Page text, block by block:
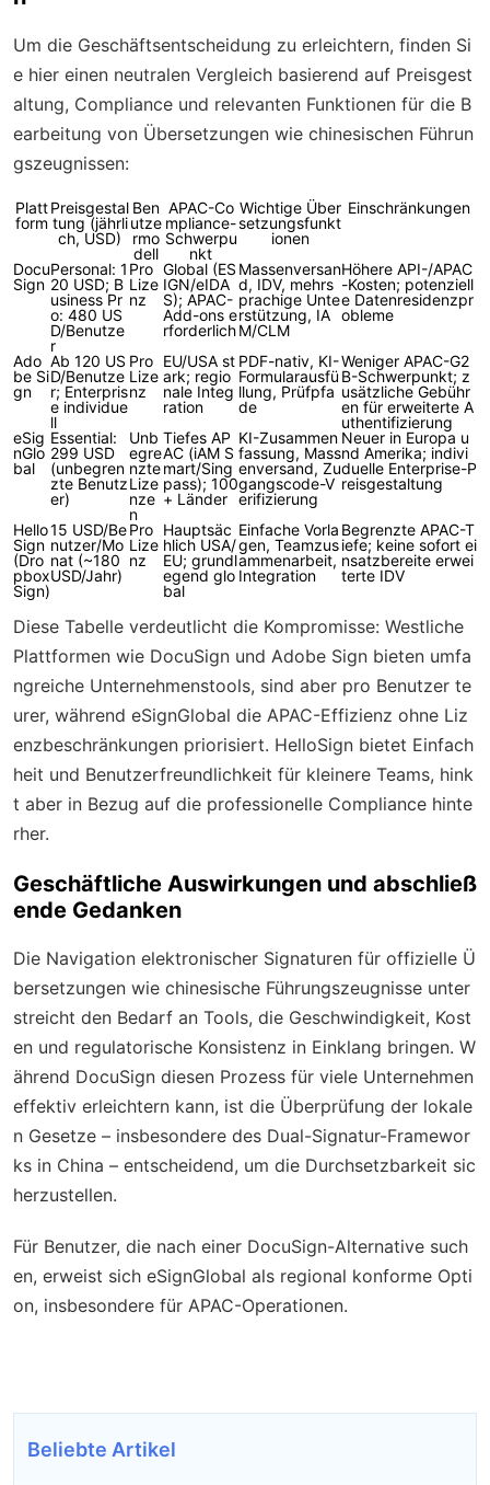
Um die Geschäftsentscheidung zu erleichtern, finden Si
e hier einen neutralen Vergleich basierend auf Preisgest
altung, Compliance und relevanten Funktionen für die B
earbeitung von Übersetzungen wie chinesischen Führun
gszeugnissen:
Platt
form
Preisgestal
tung (jährli
ch, USD)
Ben
utze
rmo
dell
APAC-Co
mpliance-
Schwerpu
nkt
Wichtige Über
setzungsfunkt
ionen
Einschränkungen
Docu
Sign
Personal: 1
20 USD; B
usiness Pr
o: 480 US
D/Benutze
r
Pro
Lize
nz
Global (ES
IGN/eIDA
S); APAC-
Add-ons e
rforderlich
Massenversan
d, IDV, mehrs
prachige Unte
rstützung, IA
M/CLM
Höhere API-/APAC
-Kosten; potenziell
e Datenresidenzpr
obleme
Ado
be Si
gn
Ab 120 US
D/Benutze
r; Enterpris
e individue
ll
Pro
Lize
nz
EU/USA st
ark; regio
nale Integ
ration
PDF-nativ, KI-
Formularausfü
llung, Prüfpfa
de
Weniger APAC-G2
B-Schwerpunkt; z
usätzliche Gebühr
en für erweiterte A
uthentifizierung
eSig
nGlo
bal
Essential:
299 USD
(unbegren
zte Benutz
er)
Unb
egre
nzte
Lize
nze
n
Tiefes AP
AC (iAM S
mart/Sing
pass); 100
+ Länder
KI-Zusammen
fassung, Mass
enversand, Zu
gangscode-V
erifizierung
Neuer in Europa u
nd Amerika; indivi
duelle Enterprise-P
reisgestaltung
Hello
Sign
(Dro
pbox
Sign)
15 USD/Be
nutzer/Mo
nat (~180
USD/Jahr)
Pro
Lize
nz
Hauptsäc
hlich USA/
EU; grundl
egend glo
bal
Einfache Vorla
gen, Teamzus
ammenarbeit,
Integration
Begrenzte APAC-T
iefe; keine sofort ei
nsatzbereite erwei
terte IDV
Diese Tabelle verdeutlicht die Kompromisse: Westliche
Plattformen wie DocuSign und Adobe Sign bieten umfa
ngreiche Unternehmenstools, sind aber pro Benutzer te
urer, während eSignGlobal die APAC-Effizienz ohne Liz
enzbeschränkungen priorisiert. HelloSign bietet Einfach
heit und Benutzerfreundlichkeit für kleinere Teams, hink
t aber in Bezug auf die professionelle Compliance hinte
rher.
Geschäftliche Auswirkungen und abschließ
ende Gedanken
Die Navigation elektronischer Signaturen für offizielle Ü
bersetzungen wie chinesische Führungszeugnisse unter
streicht den Bedarf an Tools, die Geschwindigkeit, Kost
en und regulatorische Konsistenz in Einklang bringen. W
ährend DocuSign diesen Prozess für viele Unternehmen
effektiv erleichtern kann, ist die Überprüfung der lokale
n Gesetze – insbesondere des Dual-Signatur-Framewor
ks in China – entscheidend, um die Durchsetzbarkeit sic
herzustellen.
Für Benutzer, die nach einer DocuSign-Alternative such
en, erweist sich eSignGlobal als regional konforme Opti
on, insbesondere für APAC-Operationen.
Beliebte Artikel